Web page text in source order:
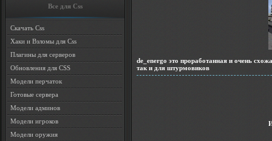
Все для Css
Скачать Css
Хаки и Взломы для Css
Плагины для серверов
Обновления для CSS
Модели перчаток
Готовые сервера
Модели админов
Модели игроков
Модели оружия
de_energo это проработанная и очень
так и для штурмовиков